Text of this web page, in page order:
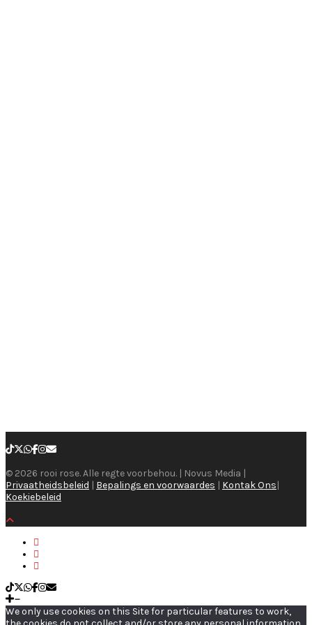
© 2026 rooi rose. Alle regte voorbehou. | Novus Media |
Privaatheidsbeleid | Bepalings en voorwaardes | Kontak Ons|
Koekiebeleid
We only use cookies on this Site for particular features to work,